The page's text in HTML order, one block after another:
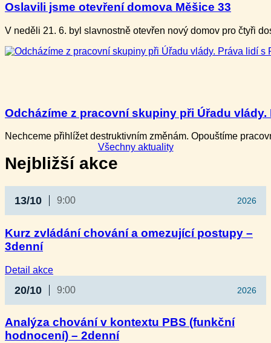
Oslavili jsme otevření domova Měšice 33
V neděli ​21. 6. b​yl slavnostně otevře​n nový domov pro ​čtyři
Odcházíme z pracovní skupiny při Úřadu vlády.
Nechceme přihlížet destruktivním změnám. Opouštíme
Všechny aktuality
Nejbližší akce
13/10 2026
9:00
Kurz zvládání chování a omezující postupy –
3denní
Detail akce:
zvládání
postupy
–
20/10 2026
9:00
Analýza chování v kontextu PBS (funkční
hodnocení) – 2denní